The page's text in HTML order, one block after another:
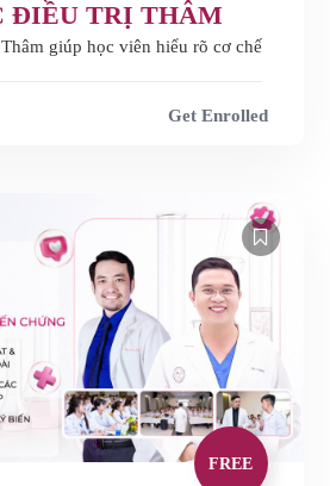
ĐIỀU TRỊ THÂM
giúp học viên hiểu rõ cơ chế
Get Enrolled
FREE